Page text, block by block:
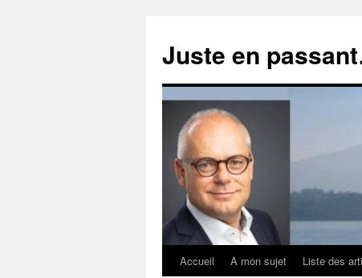
contenu
Juste en
Accueil A mon sujet Liste des